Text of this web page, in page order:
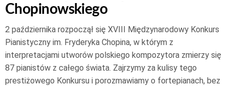
Chopinowskiego
2 października rozpoczął się XVIII Międzynarodowy Konkurs
Pianistyczny im. Fryderyka Chopina, w którym z
interpretacjami utworów polskiego kompozytora zmierzy się
87 pianistów z całego świata. Zajrzymy za kulisy tego
prestiżowego Konkursu i porozmawiamy o fortepianach, bez